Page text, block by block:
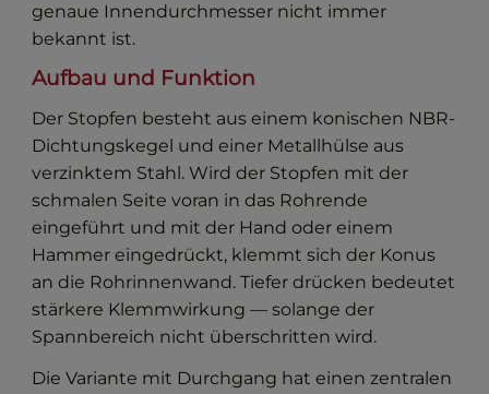
genaue Innendurchmesser nicht immer
bekannt ist.
Aufbau und Funktion
Der Stopfen besteht aus einem konischen NBR-
Dichtungskegel und einer Metallhülse aus
verzinktem Stahl. Wird der Stopfen mit der
schmalen Seite voran in das Rohrende
eingeführt und mit der Hand oder einem
Hammer eingedrückt, klemmt sich der Konus
an die Rohrinnenwand. Tiefer drücken bedeutet
stärkere Klemmwirkung — solange der
Spannbereich nicht überschritten wird.
Die Variante mit Durchgang hat einen zentralen